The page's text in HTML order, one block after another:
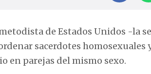
de Estados Unidos -la
sacerdotes
en parejas del mismo sexo.